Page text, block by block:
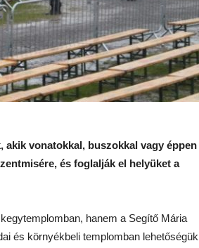
akik vonatokkal, buszokkal vagy éppen
és foglalják el helyüket a
hanem a Segítő Mária
és környékbeli templomban lehetőségük